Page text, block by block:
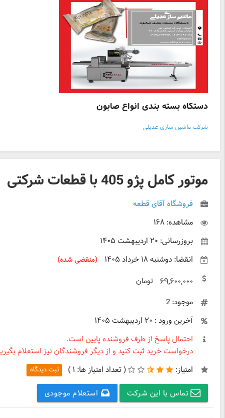
دستگاه بسته بندی انواع صابون
شرکت ماشین سازی عدیلی
موتور کامل پژو 405 با قطعات شرکتی
فروشگاه آقای قطعه
مشاهده: ۱۶۸
بروزرسانی: ۲۰ اردیبهشت ۱۴۰۵
انقضا: دوشنبه ۱۸ خرداد ۱۴۰۵
(منقضی شده)
۶۹,۶۰۰,۰۰۰ تومان
موجود: 2
آخرین ورود : ۲۰ اردیبهشت ۱۴۰۵
احتمال پاسخ از طرف فروشنده پایین است.
درخواست خرید ثبت کنید و از دیگر فروشندگان نیز استعلام
امتیاز:
(تعداد امتیاز ها: ۱ ) ثبت دیدگاه
تماس با این شرکت استعلام موجودی